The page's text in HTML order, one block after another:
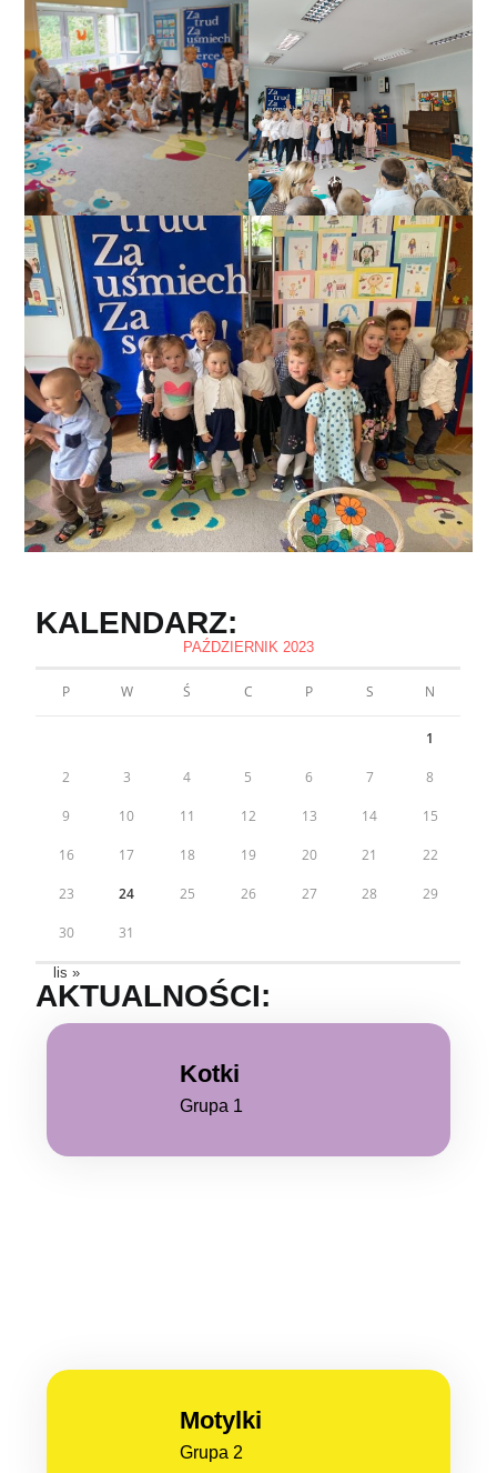
KALENDARZ:
PAŹDZIERNIK 2023
P W Ś C P S N
1
2 3 4 5 6 7 8
9 10 11 12 13 14 15
16 17 18 19 20 21 22
23 24 25 26 27 28 29
30 31
lis »
AKTUALNOŚCI:
Kotki
Grupa 1
Motylki
Grupa 2